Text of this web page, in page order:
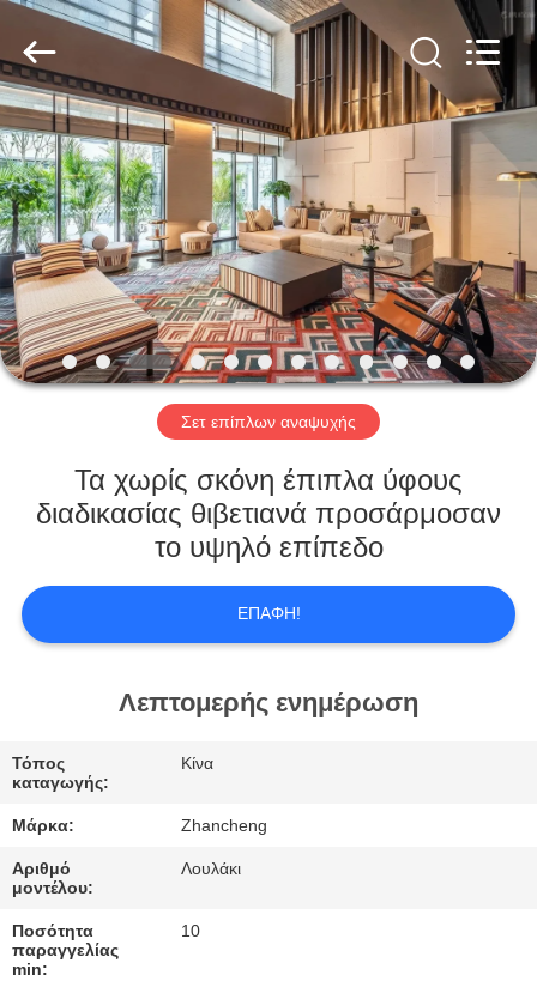
ΣΠΊΤΙ
ΠΡΟΪΌΝΤΑ
ΒΊΝΤΕΟ
ΕΜΦΆΝΙΣΗ
VR
ΣΧΕΤΙΚΆ
ΜΕ
ΕΠΙΣΚΕΨΉ
ΠΟΙΌΤΗΤΑΣ
ΖΗΤΉΣΤΕ
ΜΙΑ
ΠΡΟΣΦΟΡΆ
Rights
Reserved.
Σετ επίπλων αναψυχής
Τα χωρίς σκόνη έπιπλα ύφους
διαδικασίας θιβετιανά προσάρμοσαν
το υψηλό επίπεδο
ΕΠΑΦΉ!
Λεπτομερής ενημέρωση
Τόπος
καταγωγής:
Κίνα
Μάρκα: Zhancheng
Αριθμό
μοντέλου:
Λουλάκι
Ποσότητα
παραγγελίας
min:
10